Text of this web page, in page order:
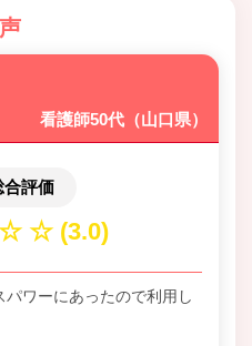
看護師50代（山口県）
合評価
ワーにあったので利用し